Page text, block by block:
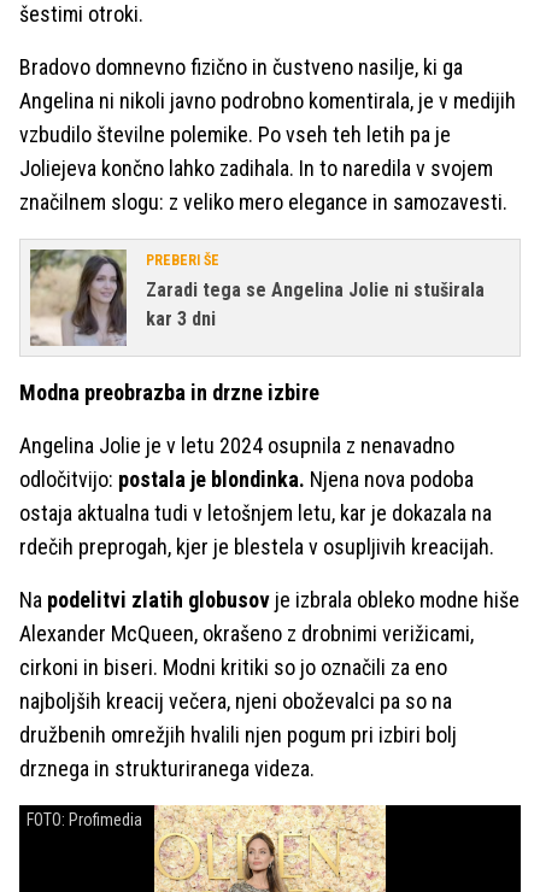
šestimi otroki.
Bradovo domnevno fizično in čustveno nasilje, ki ga
Angelina ni nikoli javno podrobno komentirala, je v medijih
vzbudilo številne polemike. Po vseh teh letih pa je
Joliejeva končno lahko zadihala. In to naredila v svojem
značilnem slogu: z veliko mero elegance in samozavesti.
PREBERI ŠE
Zaradi tega se Angelina Jolie ni stuširala
kar 3 dni
Modna preobrazba in drzne izbire
Angelina Jolie je v letu 2024 osupnila z nenavadno
odločitvijo: postala je blondinka. Njena nova podoba
ostaja aktualna tudi v letošnjem letu, kar je dokazala na
rdečih preprogah, kjer je blestela v osupljivih kreacijah.
Na podelitvi zlatih globusov je izbrala obleko modne hiše
Alexander McQueen, okrašeno z drobnimi verižicami,
cirkoni in biseri. Modni kritiki so jo označili za eno
najboljših kreacij večera, njeni oboževalci pa so na
družbenih omrežjih hvalili njen pogum pri izbiri bolj
drznega in strukturiranega videza.
FOTO: Profimedia